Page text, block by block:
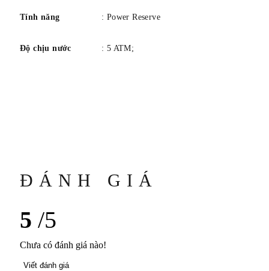
Tính năng : Power Reserve
Độ chịu nước : 5 ATM;
ĐÁNH GIÁ
5 /5
Chưa có đánh giá nào!
Viết đánh giá